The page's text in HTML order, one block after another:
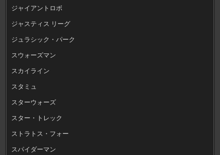
ジャイアントロボ
ジャスティス リーグ
ジュラシック・パーク
スウォーズマン
スカイライン
スタミュ
スターウォーズ
スター・トレック
ストラトス・フォー
スパイダーマン